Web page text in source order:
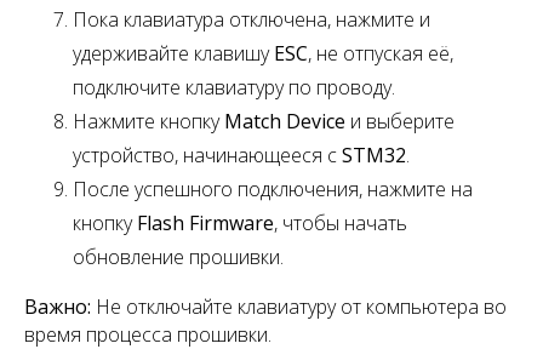
Пока клавиатура отключена, нажмите и
удерживайте клавишуESC, не отпуская её,
подключите клавиатуру по проводу.
Нажмите кнопкуMatch Device и выберите
устройство, начинающееся сSTM32.
После успешного подключения, нажмите на
кнопкуFlash Firmware, чтобы начать
обновление прошивки.
Важно: Не отключайте клавиатуру от компьютера во
время процесса прошивки.